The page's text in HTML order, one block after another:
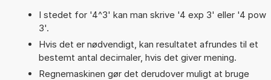
I stedet for '4^3' kan man skrive '4 exp 3' eller '4 pow
3'.
Hvis det er nødvendigt, kan resultatet afrundes til et
bestemt antal decimaler, hvis det giver mening.
Regnemaskinen gør det derudover muligt at bruge